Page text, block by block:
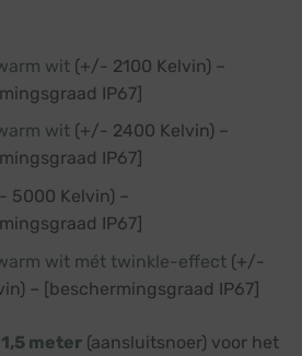
wit(+/- 2100 Kelvin) –
IP67]
wit(+/- 2400 Kelvin) –
IP67]
5000 Kelvin) –
IP67]
wit mét twinkle-effect(+/-
– [beschermingsgraad IP67]
meter(aansluitsnoer) voor het